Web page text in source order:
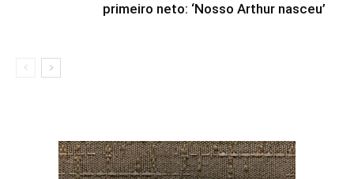
primeiro neto: ‘Nosso Arthur nasceu’